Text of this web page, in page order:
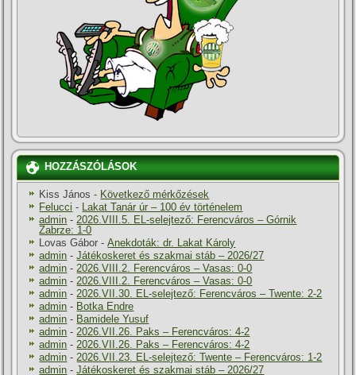
HOZZÁSZÓLÁSOK
Kiss János - Következő mérkőzések
Felucci - Lakat Tanár úr – 100 év történelem
admin -2026.VIII.5. EL-selejtező: Ferencváros – Górnik
Zabrze: 1-0
Lovas Gábor -Anekdoták: dr. Lakat Károly
admin -Játékoskeret és szakmai stáb – 2026/27
admin -2026.VIII.2. Ferencváros – Vasas: 0-0
admin -2026.VIII.2. Ferencváros – Vasas: 0-0
admin -2026.VII.30. EL-selejtező: Ferencváros – Twente: 2-2
admin - Botka Endre
admin - Bamidele Yusuf
admin -2026.VII.26. Paks – Ferencváros: 4-2
admin -2026.VII.26. Paks – Ferencváros: 4-2
admin -2026.VII.23. EL-selejtező: Twente – Ferencváros: 1-2
admin -Játékoskeret és szakmai stáb – 2026/27